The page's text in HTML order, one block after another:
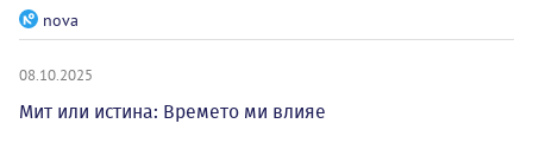
nova
08.10.2025
Мит или истина: Времето ми влияе